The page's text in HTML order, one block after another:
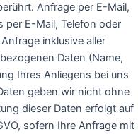
Anfrage per E-Mail,
per E-Mail, Telefon oder
inklusive aller
Daten (Name,
Ihres Anliegens bei uns
geben wir nicht ohne
dieser Daten erfolgt auf
sofern Ihre Anfrage mit